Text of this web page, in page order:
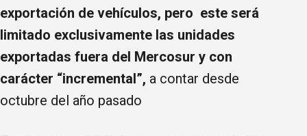
exportación de vehículos, pero este será
limitado exclusivamente las unidades
exportadas fuera del Mercosur y con
carácter “incremental”, a contar desde
octubre del año pasado